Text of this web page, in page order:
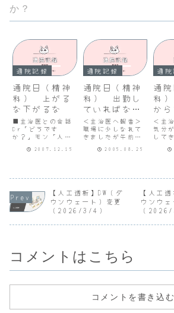
か？
通院記録
通院日（精神
科） 上がる
な下がるな
■主治医との会話
Dr「どうです
か？」モン「人事
終わって、少しは
できているようで
す。上がるな、下
がるなって感じで
す。」Dr「上がる
2007.12.15
通院記録
通院日（精神
科） 出勤し
ていればなれ
ます
＜主治医へ報告＞
職場に少しなれて
きましたが午前中
です。与えられた
ことがあります。
寝だめした分を除
くと睡眠時間は７
時間半くらいで
2005.08.25
通院
通
科
か
ム
＜主
気分
して
てき
寝も
た。
＞・
（夜
【人工透析】DW（ダ
ウンウェート）変更
（2026/3/4）
【人工
ウンウ
（
コメントはこちら
コメントを書き込む